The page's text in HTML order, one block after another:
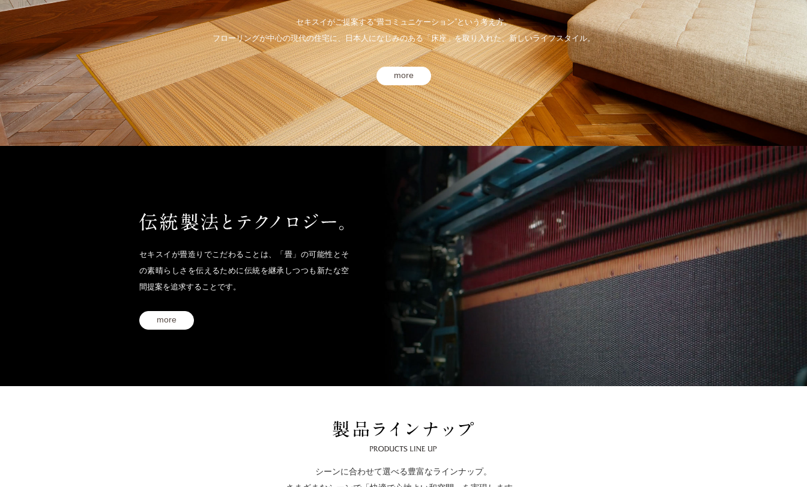
シーンに合わせて選べる豊富なラインナップ。
セキスイがご提案する“畳コミュニケーション”という考え方。
フローリングが中心の現代の住宅に、日本人になじみのある「床座」を取り入れた、新しいライフスタイル。
more
セキスイが畳造りでこだわることは、「畳」の可能性とそ
の素晴らしさを伝えるために伝統を継承しつつも新たな空
間提案を追求することです。
more